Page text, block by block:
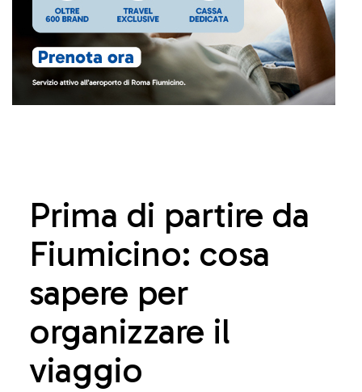
Prima di partire da
Fiumicino: cosa
sapere per
organizzare il
viaggio